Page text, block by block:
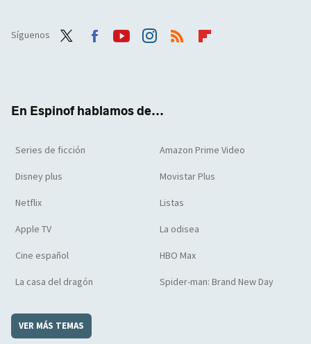
Síguenos
En Espinof hablamos de...
Series de ficción Amazon Prime Video
Disney plus Movistar Plus
Netflix Listas
Apple TV La odisea
Cine español HBO Max
La casa del dragón Spider-man: Brand New Day
VER MÁS TEMAS